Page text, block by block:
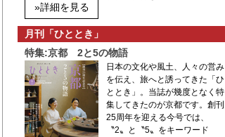
»詳細を見る
月刊「ひととき」
特集:京都 2と5の物語
日本の文化や風土、人々の営み
を伝え、旅へと誘ってきた「ひ
ととき」。当誌が幾度となく特
集してきたのが京都です。創刊
25周年を迎える今号では、
〝2〟と〝5〟をキーワード